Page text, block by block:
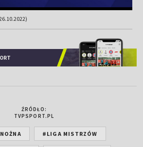
ŹRÓDŁO:
TVPSPORT.PL
#LIGA MISTRZÓW